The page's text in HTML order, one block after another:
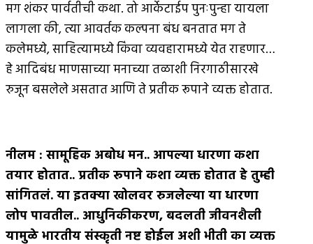
मग शंकर पार्वतीची कथा. तो आर्केटाईप पुनःपुन्हा यायला
लागला की, त्या आवर्तक कल्पना बंध बनतात मग ते
कलेमध्ये, साहित्यामध्ये किंवा व्यवहारामध्ये येत राहणार…
हे आदिबंध माणसाच्या मनाच्या तळाशी निरगाठीसारखे
रुजून बसलेले असतात आणि ते प्रतीक रूपाने व्यक्त होतात.
नीलम : सामूहिक अबोध मन.. आपल्या धारणा कशा
तयार होतात..प्रतीक रूपाने कशा व्यक्त होतात हे तुम्ही
सांगितलं.या इतक्या खोलवर रुजलेल्या या धारणा
लोप पावतील.. आधुनिकीकरण,बदलती जीवनशैली
यामुळे भारतीय संस्कृती नष्ट होईल अशी भीती का व्यक्त